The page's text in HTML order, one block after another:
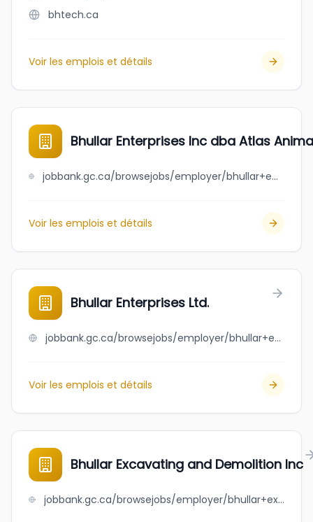
bhtech.ca
Voir les emplois et détails
Bhullar Enterprises Inc dba Atlas
jobbank.gc.ca/browsejobs/employer/bhullar+enterprises+inc+dba+atlas+animal+hospital/ca
Voir les emplois et détails
Bhullar Enterprises Ltd.
jobbank.gc.ca/browsejobs/employer/bhullar+enterprises+ltd./ca
Voir les emplois et détails
Bhullar Excavating and Demolition Inc
jobbank.gc.ca/browsejobs/employer/bhullar+excavating+and+demolition+inc/ca